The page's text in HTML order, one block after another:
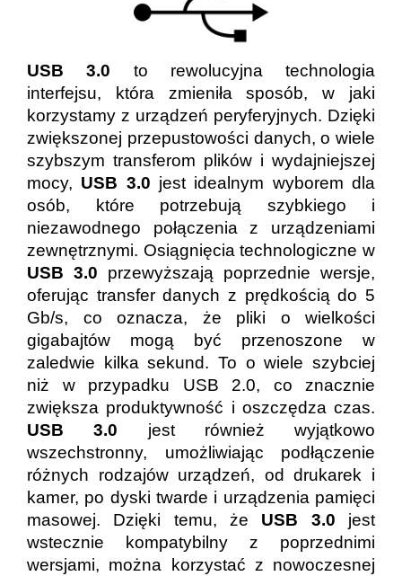
USB 3.0 to rewolucyjna technologia
interfejsu, która zmieniła sposób, w jaki
korzystamy z urządzeń peryferyjnych. Dzięki
zwiększonej przepustowości danych, o wiele
szybszym transferom plików i wydajniejszej
mocy, USB 3.0 jest idealnym wyborem dla
osób, które potrzebują szybkiego i
niezawodnego połączenia z urządzeniami
zewnętrznymi. Osiągnięcia technologiczne w
USB 3.0 przewyższają poprzednie wersje,
oferując transfer danych z prędkością do 5
Gb/s, co oznacza, że pliki o wielkości
gigabajtów mogą być przenoszone w
zaledwie kilka sekund. To o wiele szybciej
niż w przypadku USB 2.0, co znacznie
zwiększa produktywność i oszczędza czas.
USB 3.0 jest również wyjątkowo
wszechstronny, umożliwiając podłączenie
różnych rodzajów urządzeń, od drukarek i
kamer, po dyski twarde i urządzenia pamięci
masowej. Dzięki temu, że USB 3.0 jest
wstecznie kompatybilny z poprzednimi
wersjami, można korzystać z nowoczesnej